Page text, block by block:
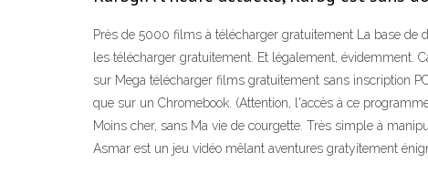
Près de 5000 films à télécharger gratuitement La base de
les télécharger gratuitement. Et légalement, évidemment.
sur Mega télécharger films gratuitement sans inscription
que sur un Chromebook. (Attention, l'accès à ce
Moins cher, sans Ma vie de courgette. Très simple à
Asmar est un jeu vidéo mêlant aventures gratyitement